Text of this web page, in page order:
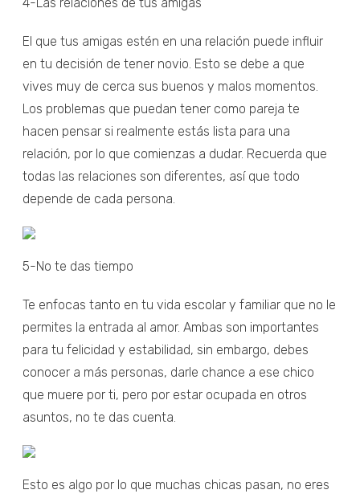
El que tus amigas estén en una relación puede influir
en tu decisión de tener novio. Esto se debe a que
vives muy de cerca sus buenos y malos momentos.
Los problemas que puedan tener como pareja te
hacen pensar si realmente estás lista para una
relación, por lo que comienzas a dudar. Recuerda que
todas las relaciones son diferentes, así que todo
depende de cada persona.
5-No te das tiempo
Te enfocas tanto en tu vida escolar y familiar que no le
permites la entrada al amor. Ambas son importantes
para tu felicidad y estabilidad, sin embargo, debes
conocer a más personas, darle chance a ese chico
que muere por ti, pero por estar ocupada en otros
asuntos, no te das cuenta.
Esto es algo por lo que muchas chicas pasan, no eres